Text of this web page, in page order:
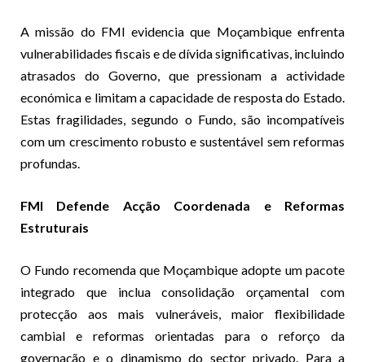
A missão do FMI evidencia que Moçambique enfrenta
vulnerabilidades fiscais e de dívida significativas, incluindo
atrasados do Governo, que pressionam a actividade
económica e limitam a capacidade de resposta do Estado.
Estas fragilidades, segundo o Fundo, são incompatíveis
com um crescimento robusto e sustentável sem reformas
profundas.
FMI Defende Acção Coordenada e Reformas
Estruturais
O Fundo recomenda que Moçambique adopte um pacote
integrado que inclua consolidação orçamental com
protecção aos mais vulneráveis, maior flexibilidade
cambial e reformas orientadas para o reforço da
governação e o dinamismo do sector privado. Para a